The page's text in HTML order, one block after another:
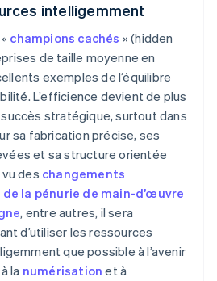
intelligemment
champions cachés » (hidden
de taille moyenne en
exemples de l’équilibre
L’efficience devient de plus
stratégique, surtout dans
sa fabrication précise, ses
et sa structure orientée
des changements
la pénurie de main-d’œuvre
, entre autres, il sera
d’utiliser les ressources
que possible à l’avenir
la numérisation et à